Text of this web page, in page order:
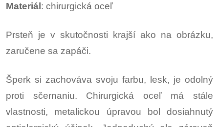
Materiál: chirurgická oceľ
Prsteň je v skutočnosti krajší ako na obrázku,
zaručene sa zapáči.
Šperk si zachováva svoju farbu, lesk, je odolný
proti sčernaniu. Chirurgická oceľ má stále
vlastnosti, metalickou úpravou bol dosiahnutý